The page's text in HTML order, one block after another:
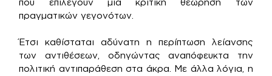
πραγματικών γεγονότων.
Έτσι καθίσταται αδύνατη η περίπτωση λείανσης
των αντιθέσεων, οδηγώντας αναπόφευκτα την
πολιτική αντιπαράθεση στα άκρα. Με άλλα λόγια, η